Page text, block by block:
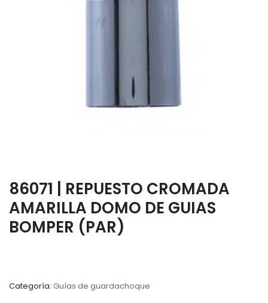
86071 | REPUESTO CROMADA
AMARILLA DOMO DE GUIAS
BOMPER (PAR)
Categoría: Guías de guardachoque